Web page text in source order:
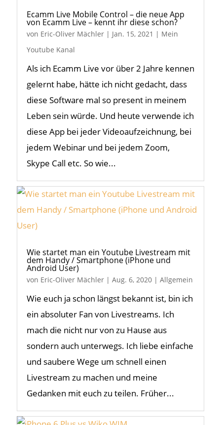
Ecamm Live Mobile Control – die neue App
von Ecamm Live – kennt ihr diese schon?
von Eric-Oliver Mächler| Jan. 15, 2021 | Mein
Youtube Kanal
Als ich Ecamm Live vor über 2 Jahre kennen
gelernt habe, hätte ich nicht gedacht, dass
diese Software mal so present in meinem
Leben sein würde. Und heute verwende ich
diese App bei jeder Videoaufzeichnung, bei
jedem Webinar und bei jedem Zoom,
Skype Call etc. So wie...
Wie startet man ein Youtube Livestream mit
dem Handy / Smartphone (iPhone und
Android User)
von Eric-Oliver Mächler| Aug. 6, 2020| Allgemein
Wie euch ja schon längst bekannt ist, bin ich
ein absoluter Fan von Livestreams. Ich
mach die nicht nur von zu Hause aus
sondern auch unterwegs. Ich liebe einfache
und saubere Wege um schnell einen
Livestream zu machen und meine
Gedanken mit euch zu teilen. Früher...